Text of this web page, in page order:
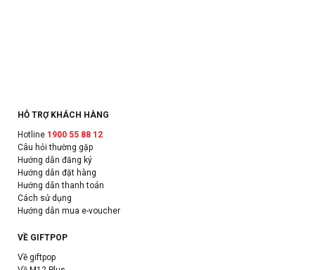
HỖ TRỢ KHÁCH HÀNG
Hotline 1900 55 88 12
Câu hỏi thường gặp
Hướng dẫn đăng ký
Hướng dẫn đặt hàng
Hướng dẫn thanh toán
Cách sử dụng
Hướng dẫn mua e-voucher
VỀ GIFTPOP
Về giftpop